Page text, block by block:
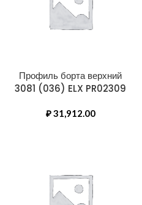
Профиль борта верхний
3081 (036) ELX PR02309
₽31,912.00